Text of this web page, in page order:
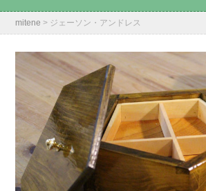
mitene > ジェーソン・アンドレス